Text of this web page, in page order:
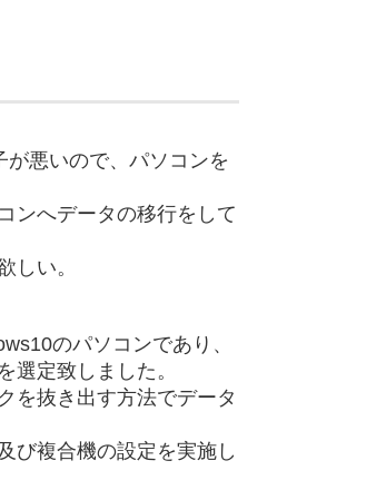
が悪いので、パソコンを
ンへデータの移行をして
しい。
のパソコンであり、
選定致しました。
を抜き出す方法でデータ
び複合機の設定を実施し